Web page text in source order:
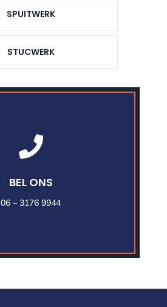
SPUITWERK
STUCWERK

BEL ONS
06 – 3176 9944